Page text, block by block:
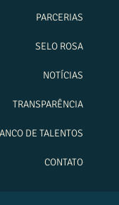
PARCERIAS
SELO ROSA
NOTÍCIAS
TRANSPARÊNCIA
DE TALENTOS
CONTATO